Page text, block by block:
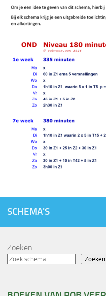
SCHEMA'S
Zoeken
Zoeken